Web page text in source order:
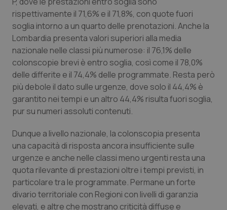
rispettivamente il 71,6% e il 71,8%, con quote fuori
soglia intorno a un quarto delle prenotazioni. Anche la
Lombardia presenta valori superiori alla media
nazionale nelle classi più numerose: il 76,1% delle
colonscopie brevi è entro soglia, così come il 78,0%
delle differite e il 74,4% delle programmate. Resta però
più debole il dato sulle urgenze, dove solo il 44,4% è
garantito nei tempi e un altro 44,4% risulta fuori soglia,
pur su numeri assoluti contenuti.
Dunque a livello nazionale, la colonscopia presenta
una capacità di risposta ancora insufficiente sulle
urgenze e anche nelle classi meno urgenti resta una
quota rilevante di prestazioni oltre i tempi previsti, in
particolare tra le programmate. Permane un forte
divario territoriale con Regioni con livelli di garanzia
elevati, e altre che mostrano criticità diffuse e
CookieScriptConsent